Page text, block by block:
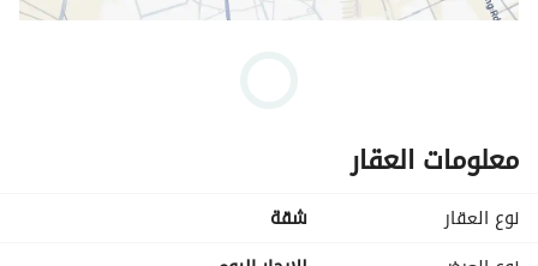
معلومات العقار
نوع العقار
شقة